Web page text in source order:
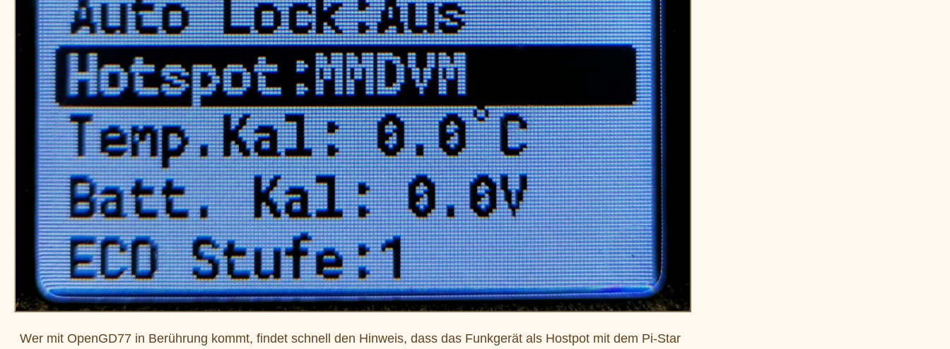
Wer mit OpenGD77 in Berührung kommt, findet schnell den Hinweis, dass das Funkgerät als Hostpot mit dem Pi-Star